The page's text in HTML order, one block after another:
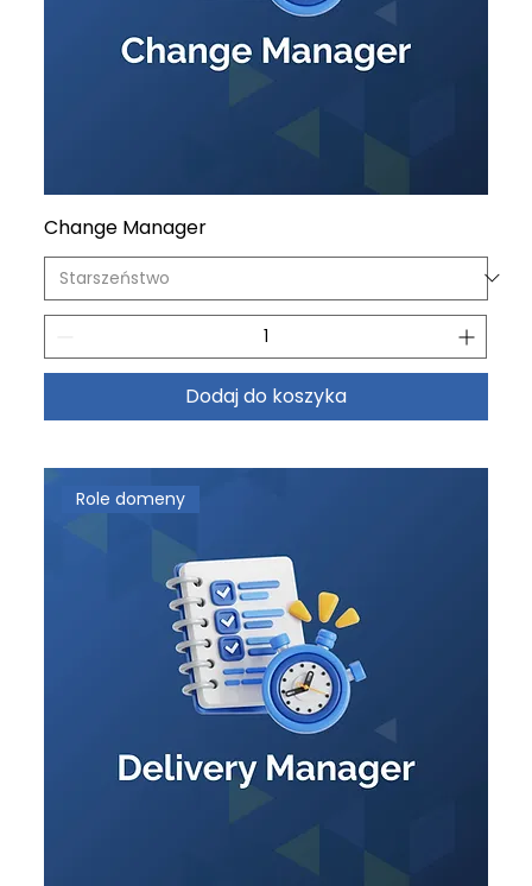
Change Manager
Dodaj do koszyka
Role domeny